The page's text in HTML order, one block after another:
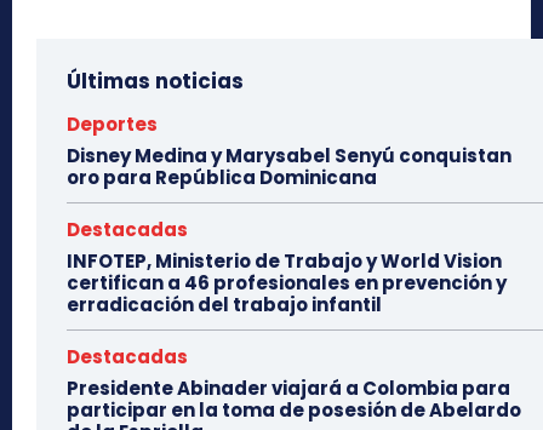
Últimas noticias
Deportes
Disney Medina y Marysabel Senyú conquistan
oro para República Dominicana
Destacadas
INFOTEP, Ministerio de Trabajo y World Vision
certifican a 46 profesionales en prevención y
erradicación del trabajo infantil
Destacadas
Presidente Abinader viajará a Colombia para
participar en la toma de posesión de Abelardo